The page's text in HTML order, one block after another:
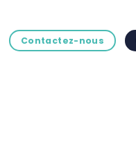
Contactez-nous